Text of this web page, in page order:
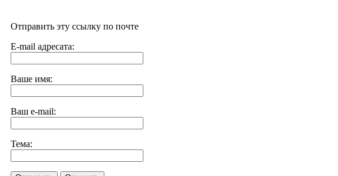
Отправить эту ссылку по почте
E-mail адресата:
Ваше имя:
Ваш e-mail:
Тема: